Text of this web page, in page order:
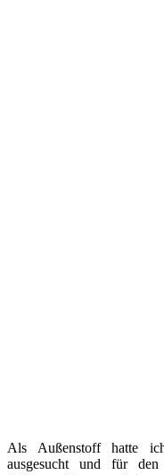
Als Außenstoff hatte
ausgesucht und für